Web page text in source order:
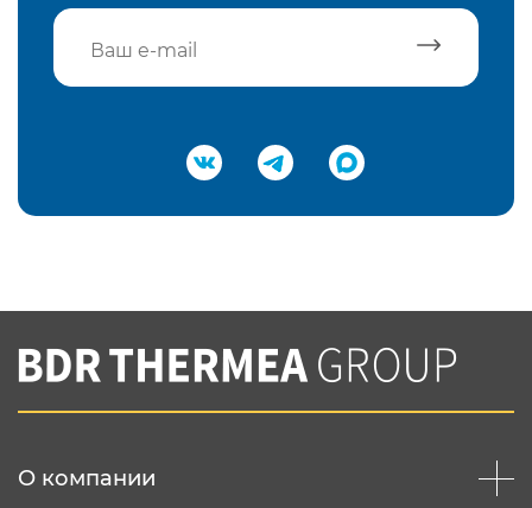
Подтвердить e-mail
Вы соглашаетесь с нашей политикой
конфеденциальности
О компании